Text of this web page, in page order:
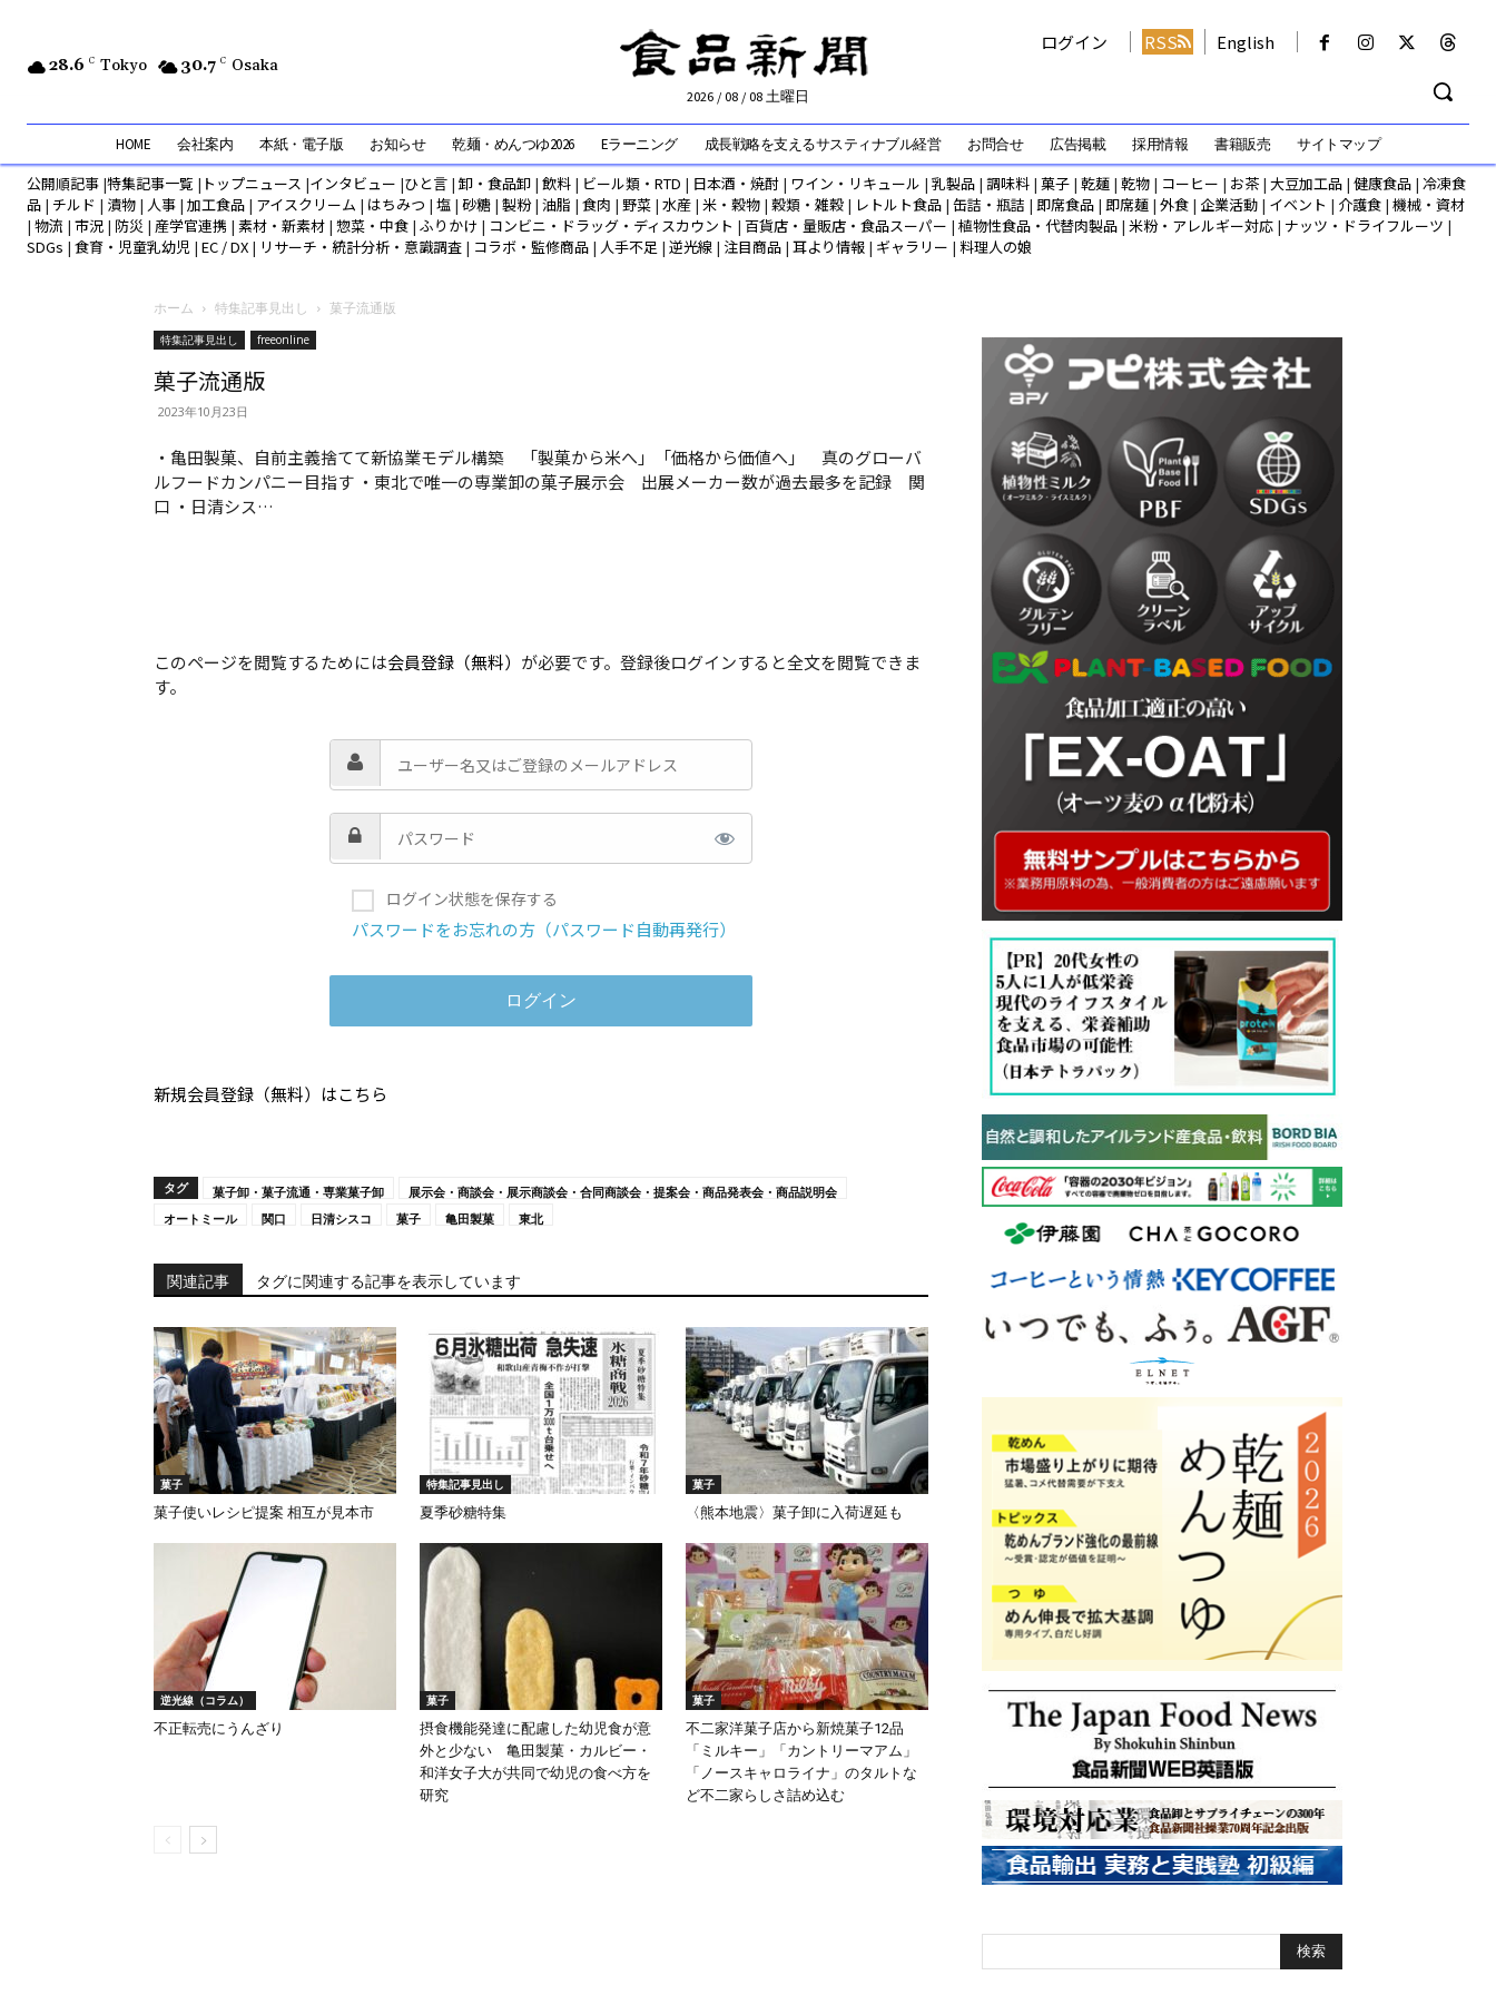
28.6 C Tokyo 30.7 C Osaka
2026 / 08 / 08 土曜日
ログイン RSS English
HOME 会社案内 本紙・電子版 お知らせ 乾麺・めんつゆ2026 Eラーニング 成長戦略を支えるサスティナブル経営 お問合せ 広告掲載 採用情報 書籍販売 サイトマップ
公開順記事 |特集記事一覧 | トップニュース |インタビュー |ひと言 |卸・食品卸 | 飲料 | ビール類・RTD | 日本酒・焼酎 | ワイン・リキュール | 乳製品 | 調味料 | 菓子 | 乾麺 | 乾物 | コーヒー | お茶 | 大豆加工品 | 健康食品 | 冷凍食
品 | チルド | 漬物 | 人事 | 加工食品 | アイスクリーム | はちみつ | 塩 | 砂糖 | 製粉| 油脂 | 食肉 | 野菜 | 水産 | 米・穀物 | 穀類・雑穀 | レトルト食品 | 缶詰・瓶詰 | 即席食品 | 即席麺 | 外食 | 企業活動 | イベント | 介護食 | 機械・資材
| 物流 | 市況 | 防災 | 産学官連携 | 素材・新素材 | 惣菜・中食 | ふりかけ | コンビニ・ドラッグ・ディスカウント | 百貨店・量販店・食品スーパー | 植物性食品・代替肉製品 | 米粉・アレルギー対応 | ナッツ・ドライフルーツ |
SDGs | 食育・児童乳幼児 | EC / DX | リサーチ・統計分析・意識調査 | コラボ・監修商品 | 人手不足 | 逆光線 | 注目商品 | 耳より情報 | ギャラリー | 料理人の娘
ホーム 特集記事見出し 菓子流通版
特集記事見出し freeonline
菓子流通版
2023年10月23日
・亀田製菓、自前主義捨てて新協業モデル構築 「製菓から米へ」「価格から価値へ」 真のグローバ
ルフードカンパニー目指す ・東北で唯一の専業卸の菓子展示会 出展メーカー数が過去最多を記録 関
口 ・日清シス…
このページを閲覧するためには会員登録（無料） が必要です。登録後ログインすると全文を閲覧できま
す。
ログイン状態を保存する
パスワードをお忘れの方（パスワード自動再発行）
新規会員登録（無料）はこちら
タグ 菓子卸・菓子流通・専業菓子卸
展示会・商談会・展示商談会・合同商談会・提案会・商品発表会・商品説明会
オートミール
関口 日清シスコ 菓子 亀田製菓 東北
関連記事 タグに関連する記事を表示しています
菓子
菓子使いレシピ提案 相互が見本市
特集記事見出し
夏季砂糖特集
菓子
〈熊本地震〉菓子卸に入荷遅延も
逆光線（コラム）
不正転売にうんざり
菓子
摂食機能発達に配慮した幼児食が意
外と少ない 亀田製菓・カルビー・
和洋女子大が共同で幼児の食べ方を
研究
菓子
不二家洋菓子店から新焼菓子12品
「ミルキー」「カントリーマアム」
「ノースキャロライナ」のタルトな
ど不二家らしさ詰め込む